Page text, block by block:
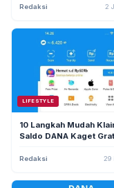
Instan
Redaksi 2
LIFESTYLE
10 Langkah Mudah
Saldo DANA Kaget
Berhasil)
Redaksi 29